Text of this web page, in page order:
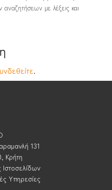
αναζητήσεων με λέξεις και
.
131
Κρήτη
Υπηρεσίες